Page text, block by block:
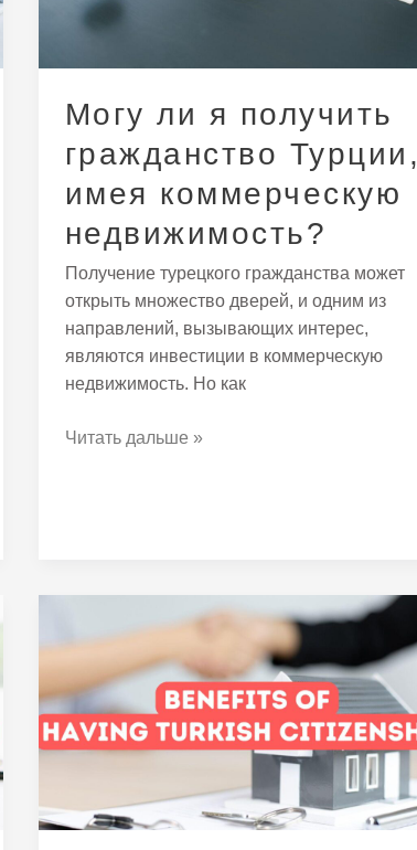
Могу ли я получить
гражданство Турции,
имея коммерческую
недвижимость?
Получение турецкого гражданства может
открыть множество дверей, и одним из
направлений, вызывающих интерес,
являются инвестиции в коммерческую
недвижимость. Но как
Турции,
коммерческую
Читать дальше »
Преимущества
двойного
гражданства
Турции